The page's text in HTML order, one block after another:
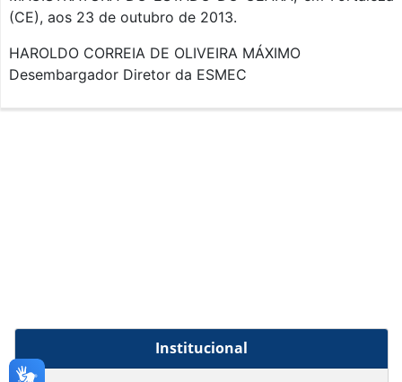
Institucional
(CE), aos 23 de outubro de 2013.
HAROLDO CORREIA DE OLIVEIRA MÁXIMO
Desembargador Diretor da ESMEC